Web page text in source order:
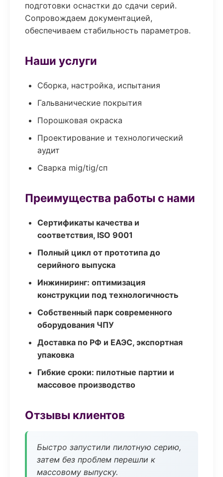
подготовки оснастки до сдачи серий.
Сопровождаем документацией,
обеспечиваем стабильность параметров.
Наши услуги
Сборка, настройка, испытания
Гальванические покрытия
Порошковая окраска
Проектирование и технологический
аудит
Сварка mig/tig/сп
Преимущества работы с нами
Сертификаты качества и
соответствия, ISO 9001
Полный цикл от прототипа до
серийного выпуска
Инжиниринг: оптимизация
конструкции под технологичность
Собственный парк современного
оборудования ЧПУ
Доставка по РФ и ЕАЭС, экспортная
упаковка
Гибкие сроки: пилотные партии и
массовое производство
Отзывы клиентов
Быстро запустили пилотную серию,
затем без проблем перешли к
массовому выпуску.